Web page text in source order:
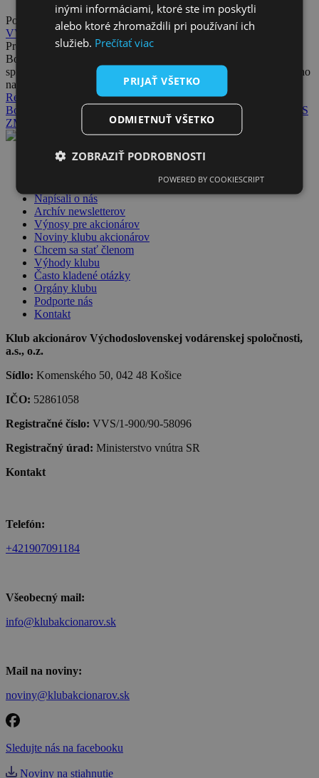
Posted on 29 januára, 2025 29 januára, 2025 by
Klub akcionárov
VVS
Predseda Združenia miest a obcí Slovenska doc. PaedDr. Jozef
Božik PhD. považuje výplatu výnosov samosprávam za dobrú
správu. Dlhopisový program garantovaných výnosov je podľa neho
na Sloven[...]
Read more
Božik
Dlhopisový program garantovaných výnosovNovinky
VVS
ZMOS
Dlhopisy VVS
Napísali o nás
Archív newsletterov
Výnosy pre akcionárov
Noviny klubu akcionárov
Chcem sa stať členom
Výhody klubu
Často kladené otázky
Orgány klubu
Podporte nás
Kontakt
Klub akcionárov Východoslovenskej vodárenskej spoločnosti,
a.s., o.z.
Sídlo: Komenského 50, 042 48 Košice
IČO: 52861058
Registračné číslo: VVS/1-900/90-58096
Registračný úrad: Ministerstvo vnútra SR
Kontakt
Telefón:
+421907091184
Všeobecný mail:
info@klubakcionarov.sk
Mail na noviny:
noviny@klubakcionarov.sk
Sledujte nás na facebooku
Noviny na stiahnutie
inými informáciami, ktoré ste im poskytli
alebo ktoré zhromaždili pri používaní ich
služieb. Prečítať viac
PRIJAŤ VŠETKO
ODMIETNUŤ VŠETKO
ZOBRAZIŤ PODROBNOSTI
POWERED BY COOKIESCRIPT